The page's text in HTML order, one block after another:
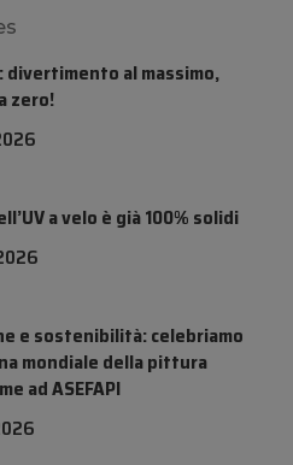
divertimento al massimo,
zero!
a velo è già 100% solidi
e sostenibilità: celebriamo
mondiale della pittura
ad ASEFAPI